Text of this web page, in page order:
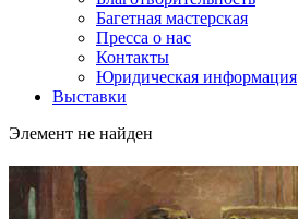
Багетная мастерская
Пресса о нас
Контакты
Юридическая информация
Выставки
Элемент не найден